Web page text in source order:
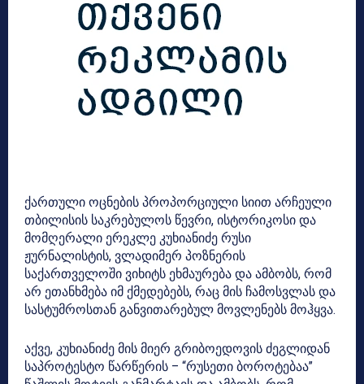
ქართული ოცნების პროპორციული სიით არჩეული
თბილისის საკრებულოს წევრი, ისტორიკოსი და
მომღერალი ერეკლე კუხიანიძე რუსი
ჟურნალისტის, ვლადიმერ პოზნერის
საქართველოში ვიხიტს ეხმაურება და ამბობს, რომ
არ ეთანხმება იმ ქმედებებს, რაც მის ჩამოსვლას და
სასტუმროსთან განვითარებულ მოვლენებს მოჰყვა.
აქვე, კუხიანიძე მის მიერ გრიბოედოვის ძეგლიდან
საპროტესტო წარწერის – “რუსეთი ბოროტებაა”